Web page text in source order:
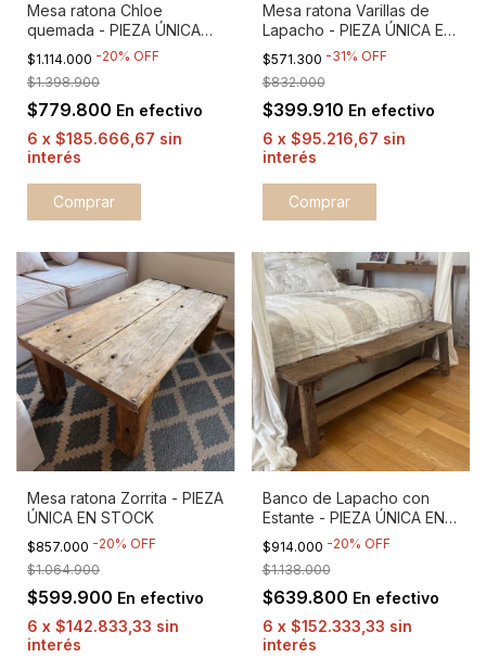
Mesa ratona Chloe
quemada - PIEZA ÚNICA
EN STOCK
$1.114.000 -20% OFF
$1.398.900
$779.800 En efectivo
6 x $185.666,67 sin
interés
Mesa ratona Varillas de
Lapacho - PIEZA ÚNICA EN
STOCK
$571.300 -31% OFF
$832.000
$399.910 En efectivo
6 x $95.216,67 sin
interés
Mesa ratona Zorrita - PIEZA
ÚNICA EN STOCK
$857.000 -20% OFF
$1.064.900
$599.900 En efectivo
6 x $142.833,33 sin
interés
Banco de Lapacho con
Estante - PIEZA ÚNICA EN
STOCK
$914.000 -20% OFF
$1.138.000
$639.800 En efectivo
6 x $152.333,33 sin
interés